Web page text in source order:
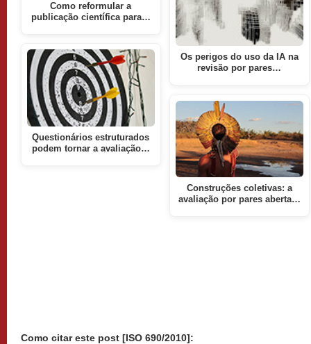
Como reformular a
publicação científica para…
Questionários estruturados
podem tornar a avaliação…
Os perigos do uso da IA na
revisão por pares…
Construções coletivas: a
avaliação por pares aberta…
Como citar este post [ISO 690/2010]: